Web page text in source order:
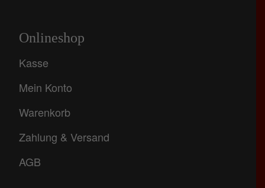
Onlineshop
Kasse
Mein Konto
Warenkorb
Zahlung & Versand
AGB